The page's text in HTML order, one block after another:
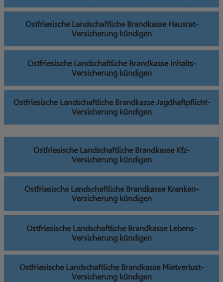
Ostfriesische Landschaftliche Brandkasse Hausrat-
Versicherung kündigen
Ostfriesische Landschaftliche Brandkasse Inhalts-
Versicherung kündigen
Ostfriesische Landschaftliche Brandkasse Jagdhaftpflicht-
Versicherung kündigen
Ostfriesische Landschaftliche Brandkasse Kfz-
Versicherung kündigen
Ostfriesische Landschaftliche Brandkasse Kranken-
Versicherung kündigen
Ostfriesische Landschaftliche Brandkasse Lebens-
Versicherung kündigen
Ostfriesische Landschaftliche Brandkasse Mietverlust-
Versicherung kündigen